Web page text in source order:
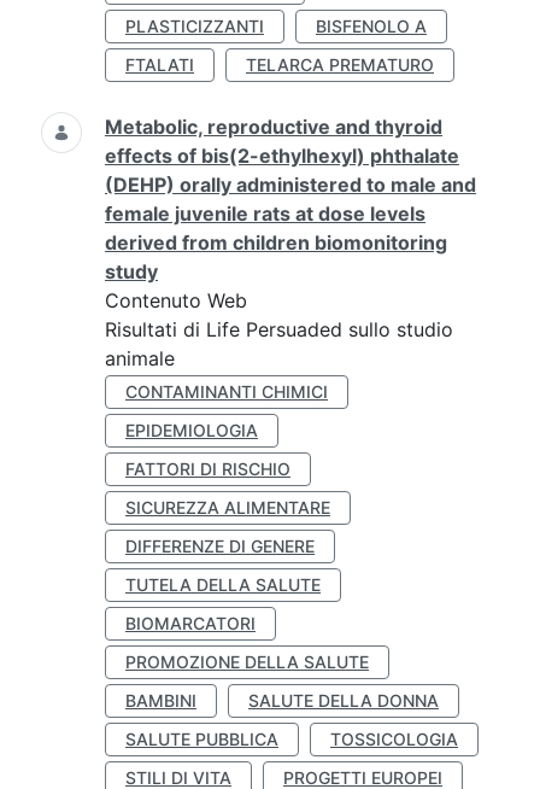
PLASTICIZZANTI
BISFENOLO A
FTALATI
TELARCA PREMATURO
Metabolic, reproductive and thyroid
effects of bis(2-ethylhexyl) phthalate
(DEHP) orally administered to male and
female juvenile rats at dose levels
derived from children biomonitoring
study
Contenuto Web
Risultati di Life Persuaded sullo studio
animale
CONTAMINANTI CHIMICI
EPIDEMIOLOGIA
FATTORI DI RISCHIO
SICUREZZA ALIMENTARE
DIFFERENZE DI GENERE
TUTELA DELLA SALUTE
BIOMARCATORI
PROMOZIONE DELLA SALUTE
BAMBINI
SALUTE DELLA DONNA
SALUTE PUBBLICA
TOSSICOLOGIA
STILI DI VITA
PROGETTI EUROPEI